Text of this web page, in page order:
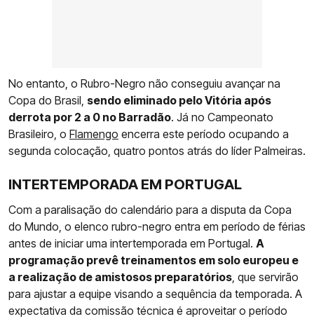
No entanto, o Rubro-Negro não conseguiu avançar na
Copa do Brasil, sendo eliminado pelo Vitória após
derrota por 2 a 0 no Barradão. Já no Campeonato
Brasileiro, o Flamengo encerra este período ocupando a
segunda colocação, quatro pontos atrás do líder Palmeiras.
INTERTEMPORADA EM PORTUGAL
Com a paralisação do calendário para a disputa da Copa
do Mundo, o elenco rubro-negro entra em período de férias
antes de iniciar uma intertemporada em Portugal. A
programação prevê treinamentos em solo europeu e
a realização de amistosos preparatórios , que servirão
para ajustar a equipe visando a sequência da temporada. A
expectativa da comissão técnica é aproveitar o período